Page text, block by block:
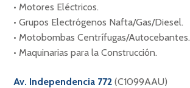
• Motores Eléctricos.
• Grupos Electrógenos Nafta/Gas/Diesel.
• Motobombas Centrífugas/Autocebantes.
• Maquinarias para la Construcción.
Av. Independencia 772 (C1099AAU)